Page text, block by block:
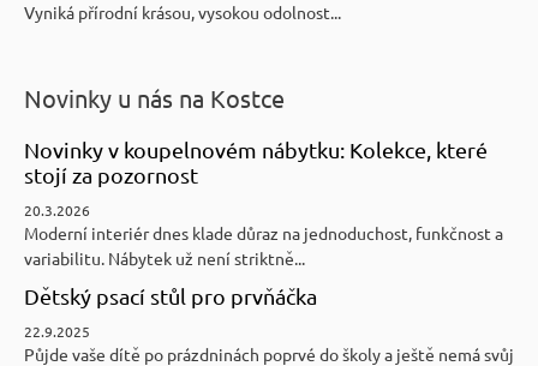
Vyniká přírodní krásou, vysokou odolnost...
Novinky u nás na Kostce
Novinky v koupelnovém nábytku: Kolekce, které
stojí za pozornost
20.3.2026
Moderní interiér dnes klade důraz na jednoduchost, funkčnost a
variabilitu. Nábytek už není striktně...
Dětský psací stůl pro prvňáčka
22.9.2025
Půjde vaše dítě po prázdninách poprvé do školy a ještě nemá svůj